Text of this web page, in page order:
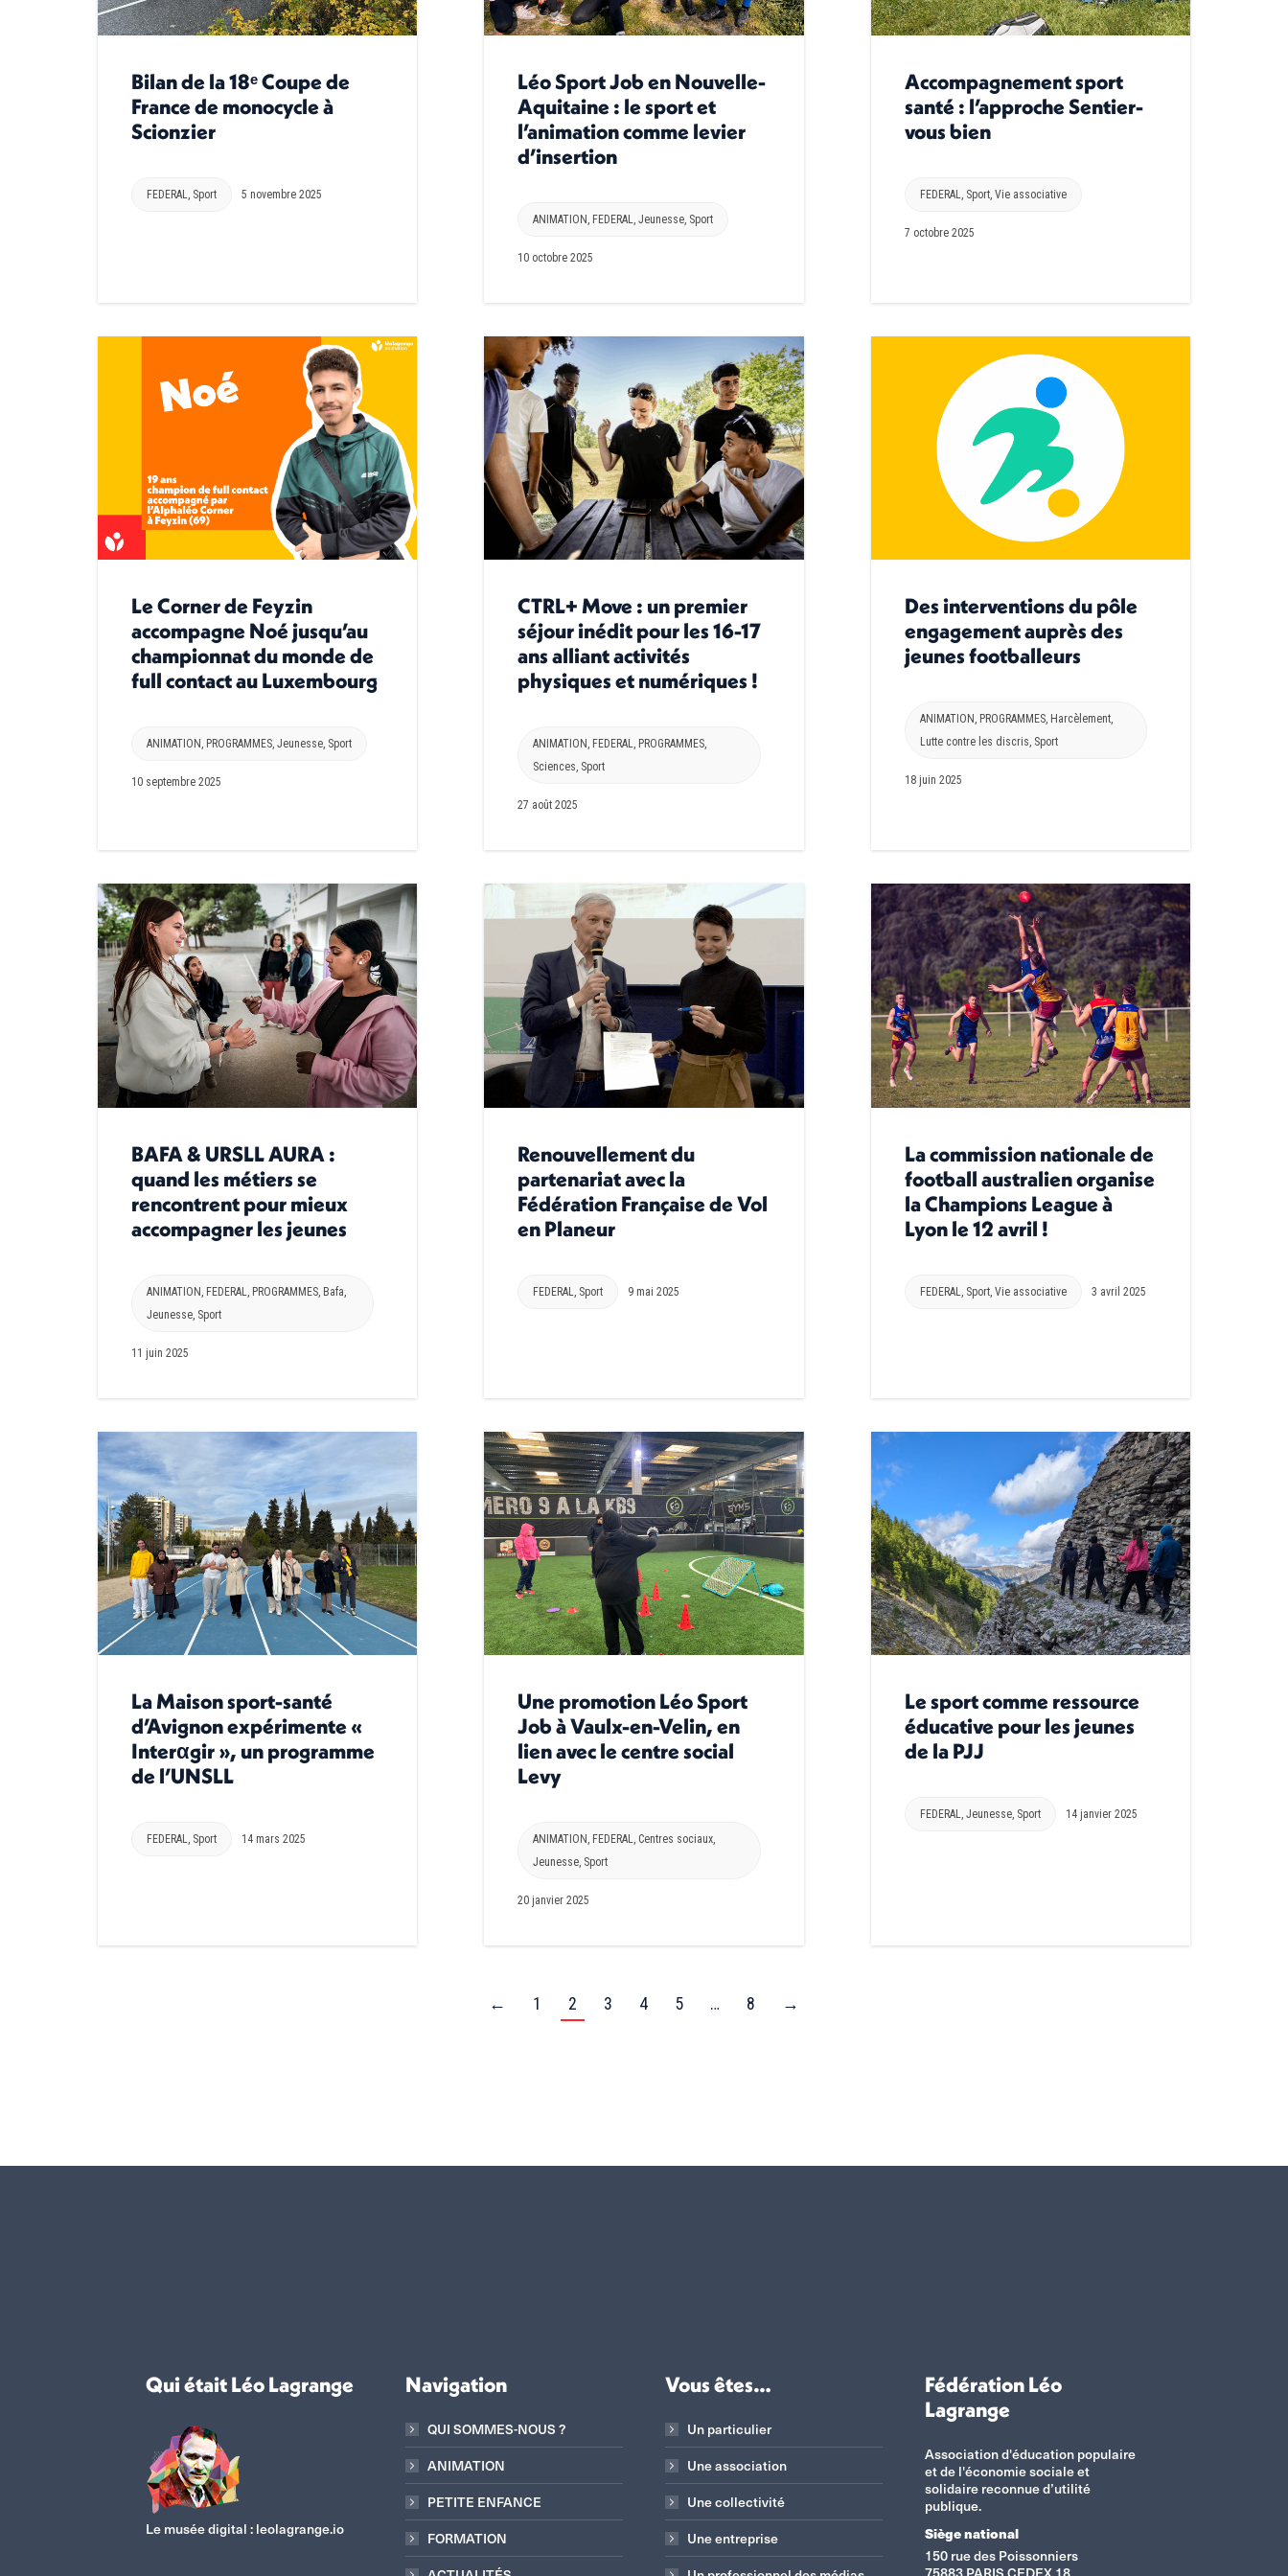
Bilan de la 18ᵉ Coupe de
France de monocycle à
Scionzier
FEDERAL Sport 5 novembre 2025
Léo Sport Job en Nouvelle-
Aquitaine : le sport et
l’animation comme levier
d’insertion
ANIMATION FEDERAL ,Jeunesse Sport
10 octobre 2025
Accompagnement sport
santé : l’approche Sentier-
vous bien
FEDERAL Sport, Vie associative
7 octobre 2025
Le Corner de Feyzin
accompagne Noé jusqu’au
championnat du monde de
full contact au Luxembourg
ANIMATION , PROGRAMMES, Jeunesse, Sport
10 septembre 2025
CTRL+ Move : un premier
séjour inédit pour les 16-17
ans alliant activités
physiques et numériques !
ANIMATION , FEDERAL, PROGRAMMES,
Sciences, Sport
27 août 2025
Des interventions du pôle
engagement auprès des
jeunes footballeurs
ANIMATION , PROGRAMMES, Harcèlement,
Lutte contre les discris, Sport
18 juin 2025
BAFA & URSLL AURA :
quand les métiers se
rencontrent pour mieux
accompagner les jeunes
ANIMATION FEDERAL PROGRAMMES Bafa
Jeunesse Sport
11 juin 2025
Renouvellement du
partenariat avec la
Fédération Française de Vol
en Planeur
FEDERAL Sport 9 mai 2025
La commission nationale de
football australien organise
la Champions League à
Lyon le 12 avril !
FEDERAL Sport, Vie associative 3 avril 2025
La Maison sport-santé
d’Avignon expérimente «
Interαgir », un programme
de l’UNSLL
FEDERAL, Sport 14 mars 2025
Une promotion Léo Sport
Job à Vaulx-en-Velin, en
lien avec le centre social
Levy
ANIMATION , FEDERAL, Centres sociaux,
Jeunesse, Sport
20 janvier 2025
Le sport comme ressource
éducative pour les jeunes
de la PJJ
FEDERAL, Jeunesse, Sport 14 janvier 2025
← 1 2 3 4 5 … 8 →
Qui était Léo Lagrange
Le musée digital :leolagrange.io
Navigation
QUI SOMMES-NOUS ?
ANIMATION
PETITE ENFANCE
FORMATION
Vous êtes…
Un particulier
Une association
Une collectivité
Une entreprise
Fédération Léo
Lagrange
Association d'éducation populaire
et de l'économie sociale et
solidaire reconnue d’utilité
publique.
Siège national
150 rue des Poissonniers